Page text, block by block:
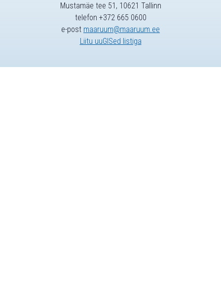
Mustamäe tee 51, 10621 Tallinn
telefon +372 665 0600
e-post maaruum@maaruum.ee
Liitu uuGISed listiga